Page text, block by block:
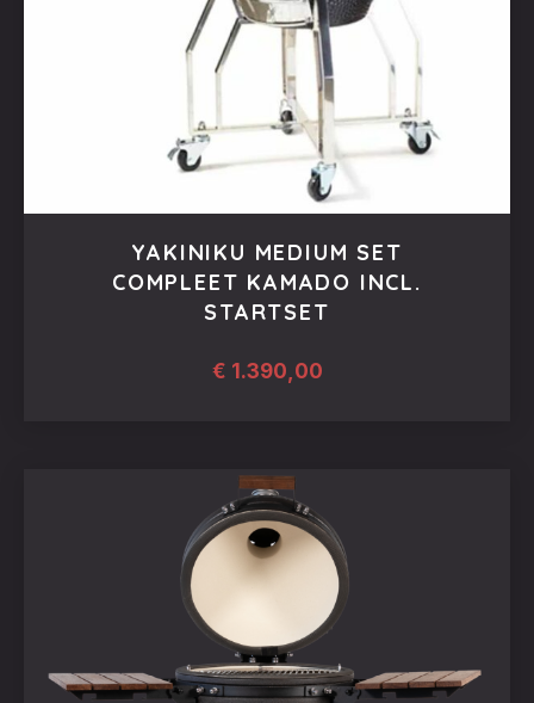
op
productpagina
YAKINIKU MEDIUM SET
COMPLEET KAMADO INCL.
STARTSET
€ 1.390,00